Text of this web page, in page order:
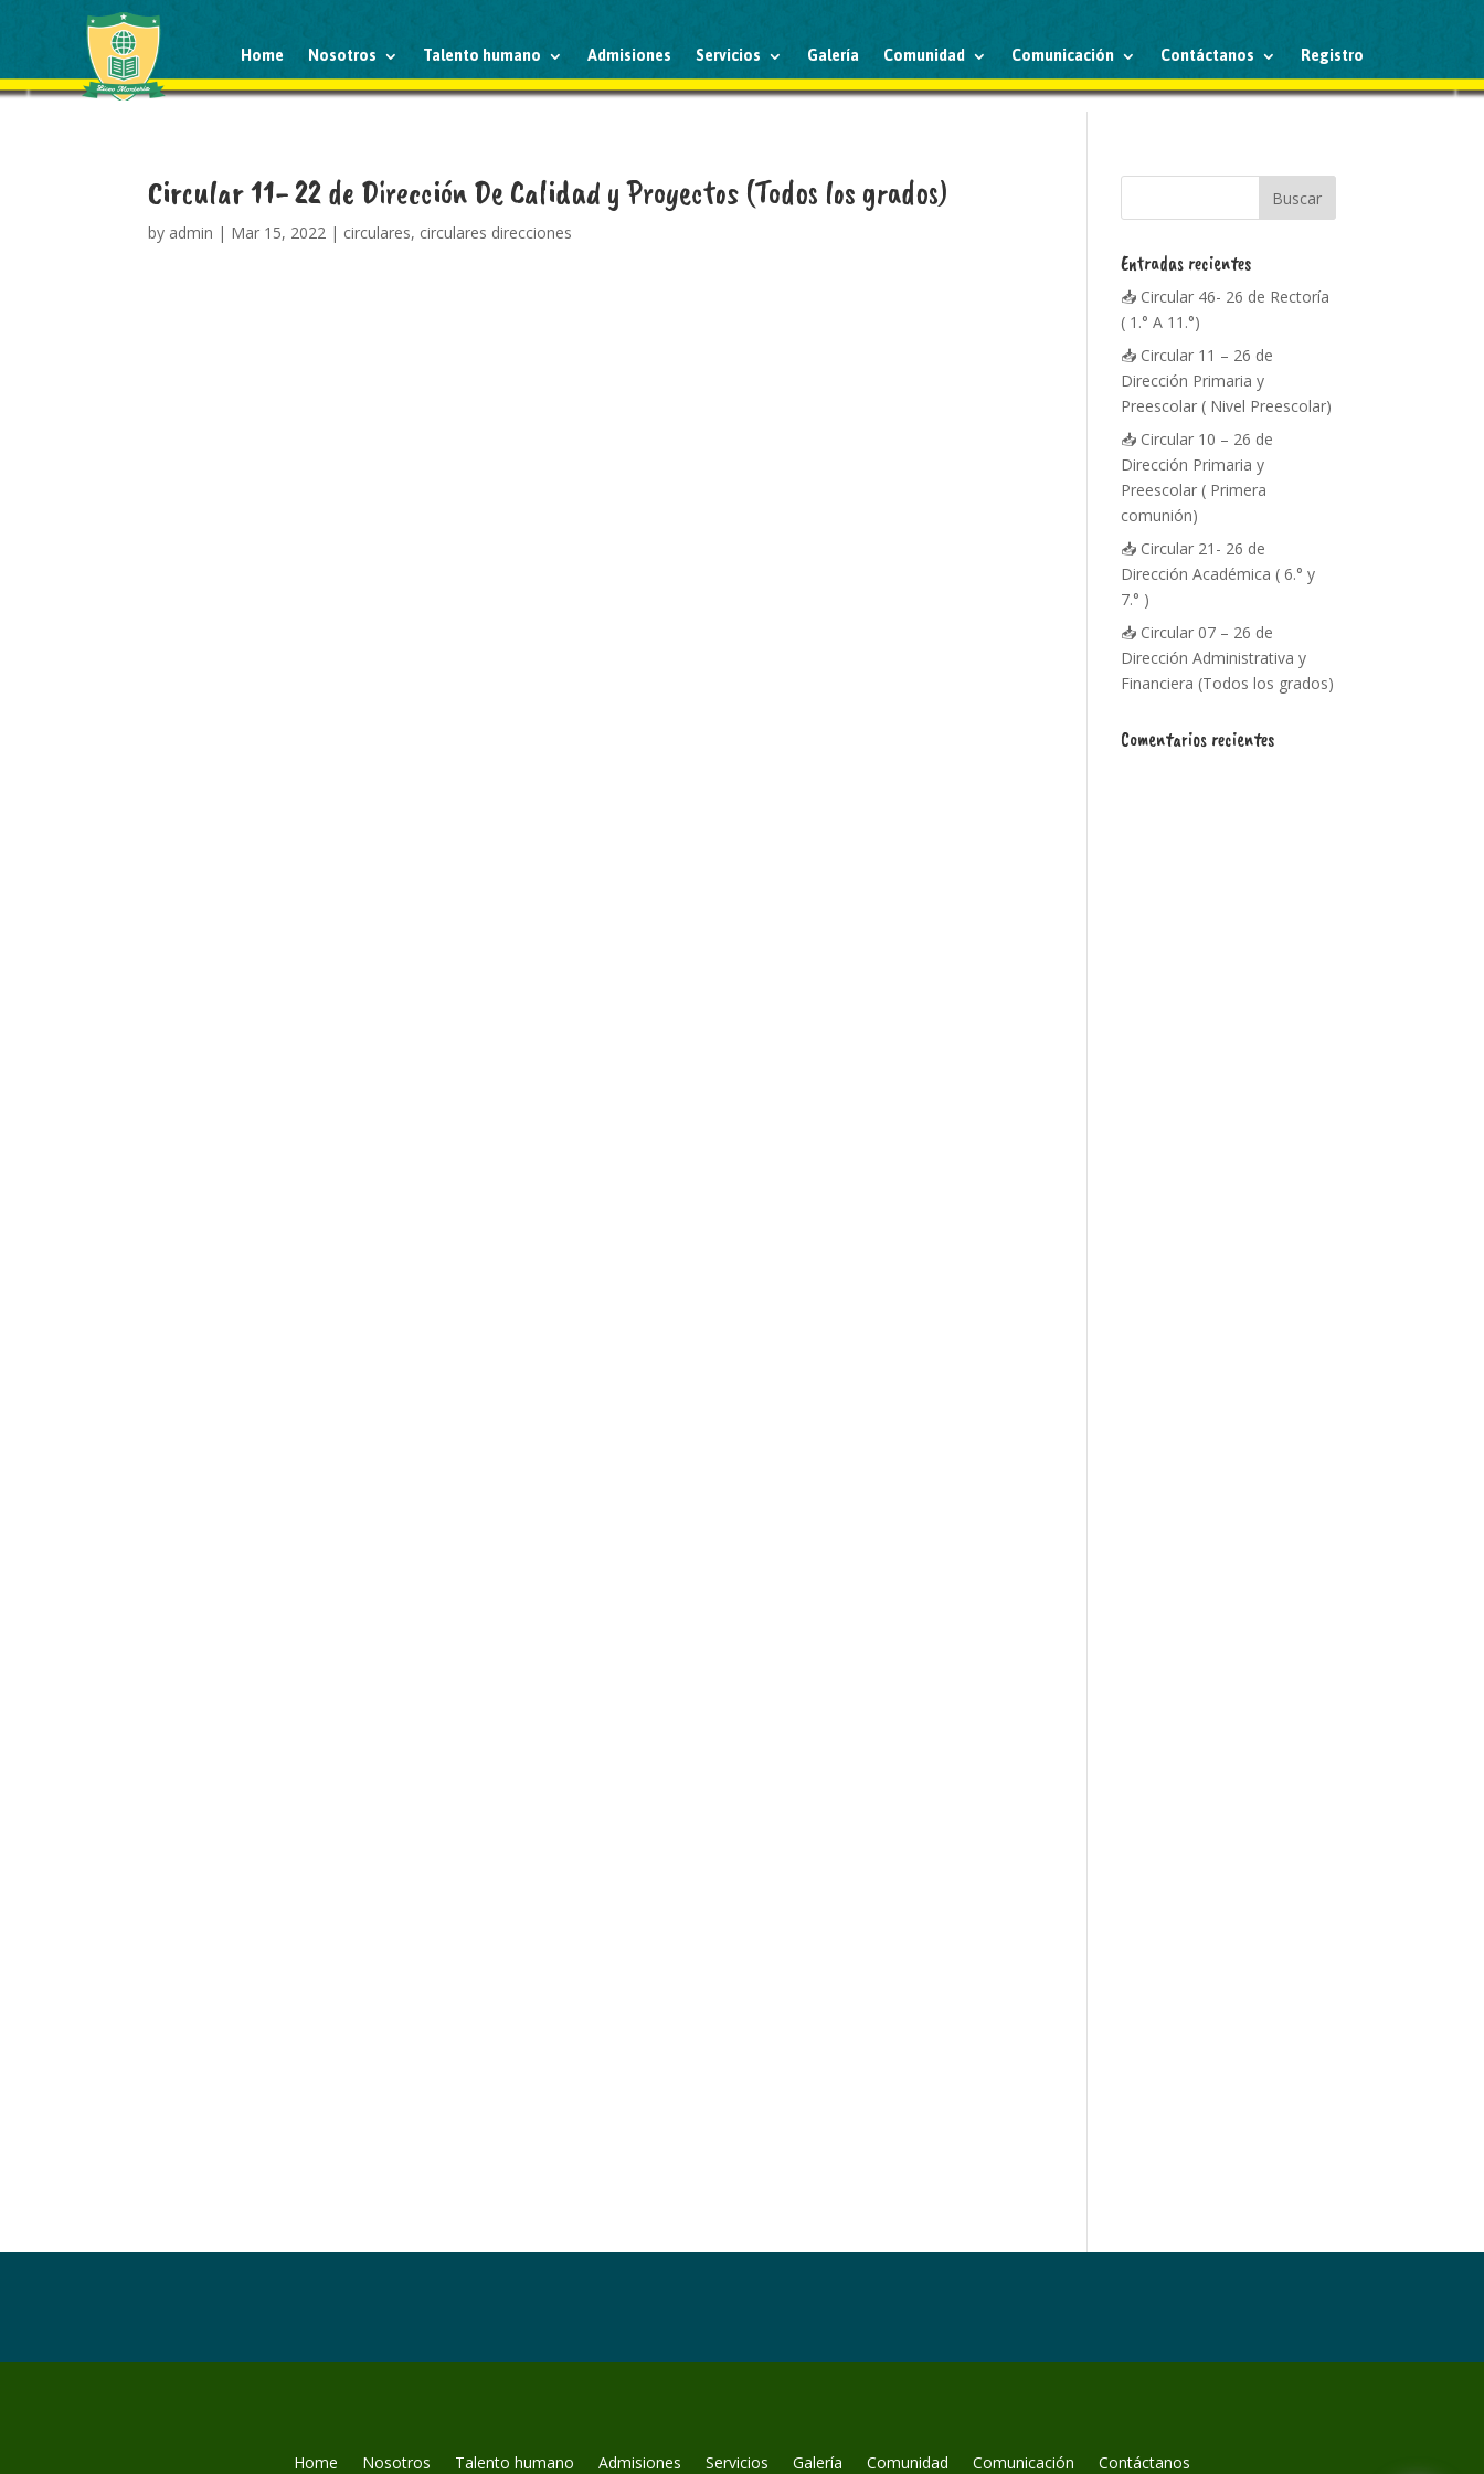
Home Nosotros Talento humano Admisiones Servicios Galería Comunidad Comunicación Contáctanos Registro
Circular 11- 22 de Dirección De Calidad y Proyectos (Todos los grados)
by admin | Mar 15, 2022 | circulares, circulares direcciones
Entradas recientes
📥 Circular 46- 26 de Rectoría
( 1.° A 11.°)
📥 Circular 11 – 26 de
Dirección Primaria y
Preescolar ( Nivel Preescolar)
📥 Circular 10 – 26 de
Dirección Primaria y
Preescolar ( Primera
comunión)
📥 Circular 21- 26 de
Dirección Académica ( 6.° y
7.° )
📥 Circular 07 – 26 de
Dirección Administrativa y
Financiera (Todos los grados)
Comentarios recientes
Home Nosotros Talento humano Admisiones Servicios Galería Comunidad Comunicación Contáctanos